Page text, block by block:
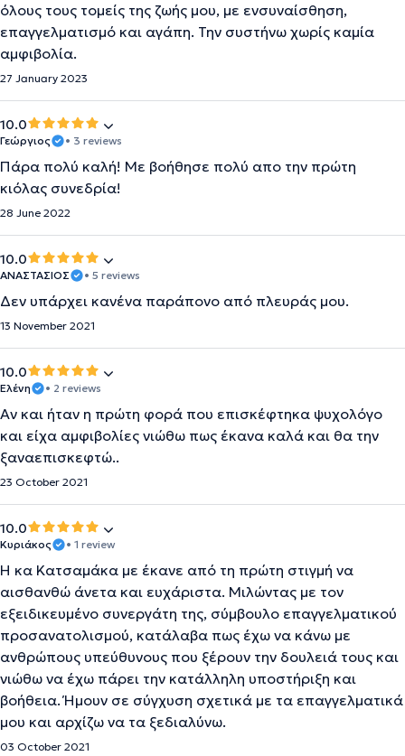
όλους τους τομείς της ζωής μου, με ενσυναίσθηση,
επαγγελματισμό και αγάπη. Την συστήνω χωρίς καμία
αμφιβολία.
27 January 2023
10.0
Γεώργιος • 3 reviews
Πάρα πολύ καλή! Με βοήθησε πολύ απο την πρώτη
κιόλας συνεδρία!
28 June 2022
10.0
ΑΝΑΣΤΑΣΙΟΣ • 5 reviews
Δεν υπάρχει κανένα παράπονο από πλευράς μου.
13 November 2021
10.0
Ελένη • 2 reviews
Αν και ήταν η πρώτη φορά που επισκέφτηκα ψυχολόγο
και είχα αμφιβολίες νιώθω πως έκανα καλά και θα την
ξαναεπισκεφτώ..
23 October 2021
10.0
Κυριάκος • 1 review
Η κα Κατσαμάκα με έκανε από τη πρώτη στιγμή να
αισθανθώ άνετα και ευχάριστα. Μιλώντας με τον
εξειδικευμένο συνεργάτη της, σύμβουλο επαγγελματικού
προσανατολισμού, κατάλαβα πως έχω να κάνω με
ανθρώπους υπεύθυνους που ξέρουν την δουλειά τους και
νιώθω να έχω πάρει την κατάλληλη υποστήριξη και
βοήθεια. Ήμουν σε σύγχυση σχετικά με τα επαγγελματικά
μου και αρχίζω να τα ξεδιαλύνω.
03 October 2021